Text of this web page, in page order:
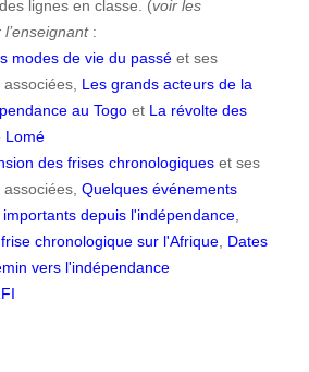
lignes en classe. (voir les
:
modes de vie du passé et ses
Les grands acteurs de la
au Togo et La révolte des
Lomé
des frises chronologiques et ses
Quelques événements
depuis l'indépendance,
chronologique sur l'Afrique, Dates
vers l'indépendance